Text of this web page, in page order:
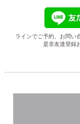
ラインでご予約、お問い
是非友達登録